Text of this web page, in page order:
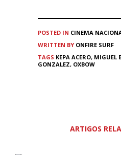
POSTED IN CINEMA
WRITTEN BY ONFIRE SURF
TAGS KEPA ACERO, MIGUEL
GONZALEZ, OXBOW
ARTIGOS